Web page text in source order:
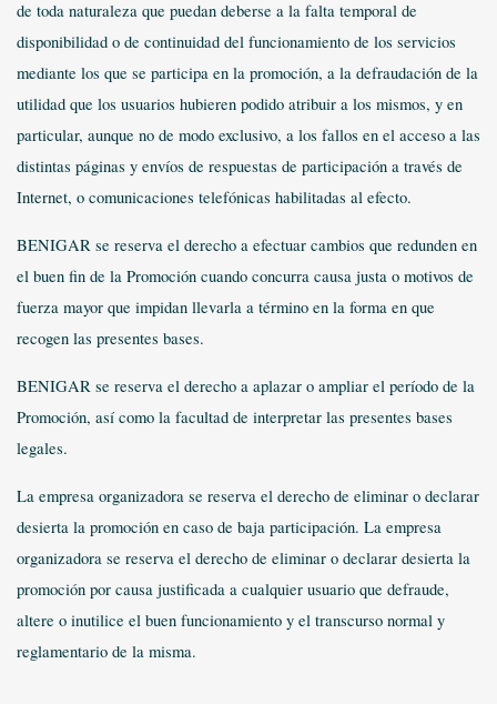
de toda naturaleza que puedan deberse a la falta temporal de
disponibilidad o de continuidad del funcionamiento de los servicios
mediante los que se participa en la promoción, a la defraudación de la
utilidad que los usuarios hubieren podido atribuir a los mismos, y en
particular, aunque no de modo exclusivo, a los fallos en el acceso a las
distintas páginas y envíos de respuestas de participación a través de
Internet, o comunicaciones telefónicas habilitadas al efecto.
BENIGAR se reserva el derecho a efectuar cambios que redunden en
el buen fin de la Promoción cuando concurra causa justa o motivos de
fuerza mayor que impidan llevarla a término en la forma en que
recogen las presentes bases.
BENIGAR se reserva el derecho a aplazar o ampliar el período de la
Promoción, así como la facultad de interpretar las presentes bases
legales.
La empresa organizadora se reserva el derecho de eliminar o declarar
desierta la promoción en caso de baja participación. La empresa
organizadora se reserva el derecho de eliminar o declarar desierta la
promoción por causa justificada a cualquier usuario que defraude,
altere o inutilice el buen funcionamiento y el transcurso normal y
reglamentario de la misma.